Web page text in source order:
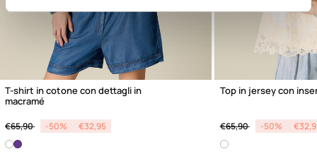
T-shirt in cotone con dettagli in
macramé
Price reduced from
€65,90 to -50% €32,95
Top in jersey con
Price reduced from
€65,90 to -50%